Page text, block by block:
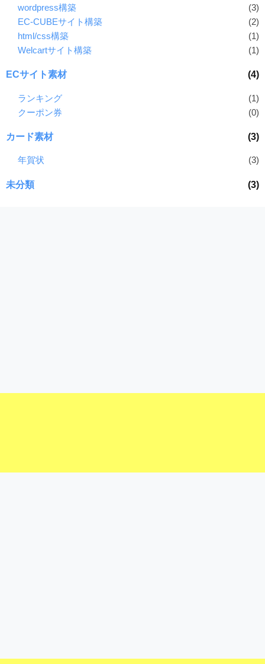
wordpress構築
(3)
EC-CUBEサイト構築
(2)
html/css構築
(1)
Welcartサイト構築
(1)
ECサイト素材 (4)
ランキング
(1)
クーポン券
(0)
カード素材 (3)
年賀状 (3)
未分類 (3)